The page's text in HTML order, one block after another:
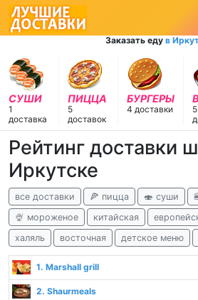
Заказать еду в
СУШИ
1
доставка
ПИЦЦА
5
доставок
БУРГЕРЫ
4 доставки
5
Рейтинг доставки
Иркутске
все доставки 🍕 пицца 🍣 суши
🍨 мороженое
китайская
халяль
восточная детское меню
1. Marshall grill
2. Shaurmeals